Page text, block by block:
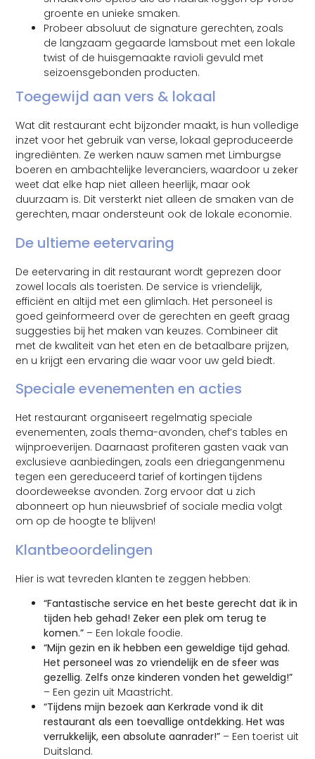
groente en unieke smaken.
Probeer absoluut de signature gerechten, zoals
de langzaam gegaarde lamsbout met een lokale
twist of de huisgemaakte ravioli gevuld met
seizoensgebonden producten.
Toegewijd aan vers & lokaal
Wat dit restaurant echt bijzonder maakt, is hun volledige
inzet voor het gebruik van verse, lokaal geproduceerde
ingrediënten. Ze werken nauw samen met Limburgse
boeren en ambachtelijke leveranciers, waardoor u zeker
weet dat elke hap niet alleen heerlijk, maar ook
duurzaam is. Dit versterkt niet alleen de smaken van de
gerechten, maar ondersteunt ook de lokale economie.
De ultieme eetervaring
De eetervaring in dit restaurant wordt geprezen door
zowel locals als toeristen. De service is vriendelijk,
efficiënt en altijd met een glimlach. Het personeel is
goed geïnformeerd over de gerechten en geeft graag
suggesties bij het maken van keuzes. Combineer dit
met de kwaliteit van het eten en de betaalbare prijzen,
en u krijgt een ervaring die waar voor uw geld biedt.
Speciale evenementen en acties
Het restaurant organiseert regelmatig speciale
evenementen, zoals thema-avonden, chef’s tables en
wijnproeverijen. Daarnaast profiteren gasten vaak van
exclusieve aanbiedingen, zoals een driegangenmenu
tegen een gereduceerd tarief of kortingen tijdens
doordeweekse avonden. Zorg ervoor dat u zich
abonneert op hun nieuwsbrief of sociale media volgt
om op de hoogte te blijven!
Klantbeoordelingen
Hier is wat tevreden klanten te zeggen hebben:
“Fantastische service en het beste gerecht dat ik in
tijden heb gehad! Zeker een plek om terug te
komen.” – Een lokale foodie.
“Mijn gezin en ik hebben een geweldige tijd gehad.
Het personeel was zo vriendelijk en de sfeer was
gezellig. Zelfs onze kinderen vonden het geweldig!”
– Een gezin uit Maastricht.
“Tijdens mijn bezoek aan Kerkrade vond ik dit
restaurant als een toevallige ontdekking. Het was
verrukkelijk, een absolute aanrader!” – Een toerist uit
Duitsland.